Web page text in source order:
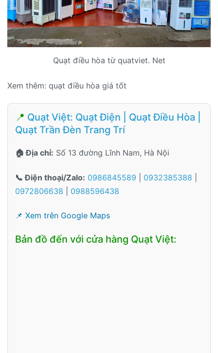
Quạt điều hòa từ quatviet. Net
Xem thêm: quạt điều hòa giá tốt
📍 Quạt Việt: Quạt Điện | Quạt Điều Hòa |
Quạt Trần Đèn Trang Trí
🏠 Địa chỉ: Số 13 đường Lĩnh Nam, Hà Nội
📞 Điện thoại/Zalo: 0986845589 0932385388
0972806638
0988596438
📌 Xem trên Google Maps
Bản đồ đến với cửa hàng Quạt Việt: